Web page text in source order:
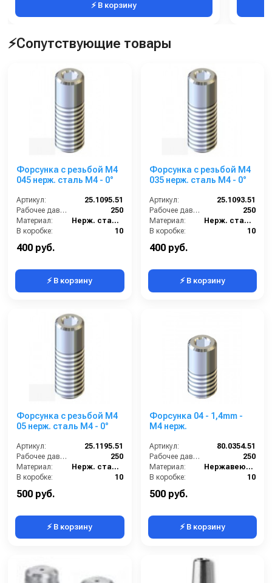
⚡ В корзину
⚡Сопутствующие товары
Форсунка с резьбой M4
045 нерж. сталь M4 - 0°
Артикул:
25.1095.51
Рабочее давление (бар):
250
Материал:
Нерж. сталь 304
В коробке:
10
400 руб.
⚡ В корзину
Форсунка с резьбой M4
035 нерж. сталь M4 - 0°
Артикул:
25.1093.51
Рабочее давление (бар):
250
Материал:
Нерж. сталь 304
В коробке:
10
400 руб.
⚡ В корзину
Форсунка с резьбой M4
05 нерж. сталь M4 - 0°
Артикул:
25.1195.51
Рабочее давление (бар):
250
Материал:
Нерж. сталь 304
В коробке:
10
500 руб.
⚡ В корзину
Форсунка 04 - 1,4mm -
M4 нерж.
Артикул:
80.0354.51
Рабочее давление (бар):
250
Материал:
Нержавеющая сталь
В коробке:
10
500 руб.
⚡ В корзину